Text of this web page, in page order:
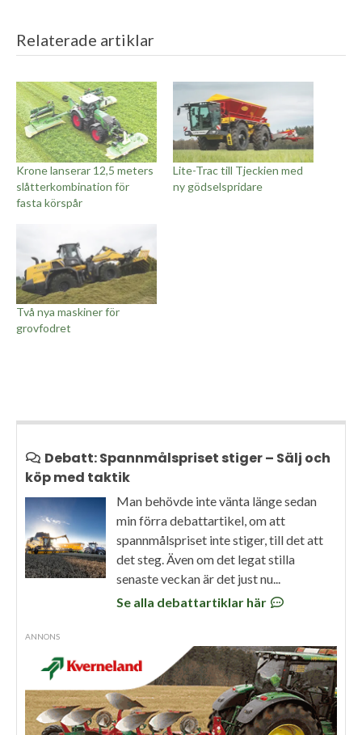
Relaterade artiklar
Krone lanserar 12,5 meters
slåtterkombination för
fasta körspår
Lite-Trac till Tjeckien med
ny gödselspridare
Två nya maskiner för
grovfodret
Debatt: Spannmålspriset stiger – Sälj och
köp med taktik
Man behövde inte vänta länge sedan
min förra debattartikel, om att
spannmålspriset inte stiger, till det att
det steg. Även om det legat stilla
senaste veckan är det just nu...
Se alla debattartiklar här
ANNONS